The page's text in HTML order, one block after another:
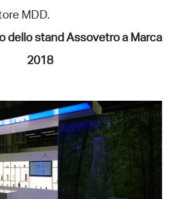
MDD.
dello stand Assovetro a Marca
2018